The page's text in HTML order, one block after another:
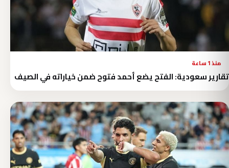
منذ 1 ساعة
تقارير سعودية: الفتح يضع أحمد فتوح ضمن خياراته في الصيف